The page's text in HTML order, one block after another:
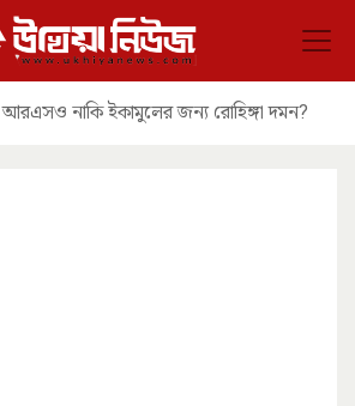
আরএসও নাকি ইকামুলের জন্য রোহিঙ্গা দমন?